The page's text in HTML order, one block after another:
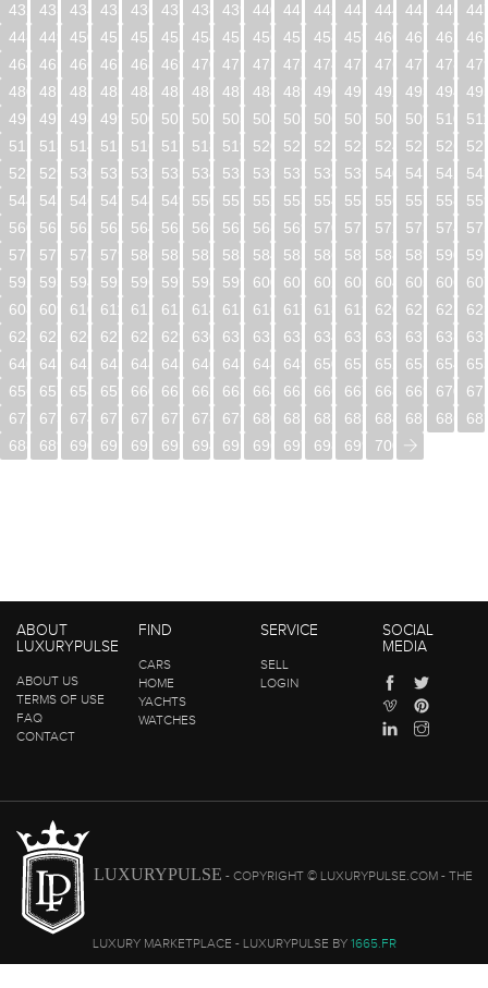
432
433 434 435 436 437 438 439 440 441 442 443 444 445 446
448
449 450 451 452 453 454 455 456 457 458 459 460 461 462
464
465 466 467 468 469 470 471 472 473 474 475 476 477 478
480
481 482 483 484 485 486 487 488 489 490 491 492 493 494
496
497 498 499 500 501 502 503 504 505 506 507 508 509 510
512
513 514 515 516 517 518 519 520 521 522 523 524 525 526
528
529 530 531 532 533 534 535 536 537 538 539 540 541 542
544
545 546 547 548 549 550 551 552 553 554 555 556 557 558
560
561 562 563 564 565 566 567 568 569 570 571 572 573 574
576
577 578 579 580 581 582 583 584 585 586 587 588 589 590
592
593 594 595 596 597 598 599 600 601 602 603 604 605 606
608
609 610 611 612 613 614 615 616 617 618 619 620 621 622
624
625 626 627 628 629 630 631 632 633 634 635 636 637 638
640
641 642 643 644 645 646 647 648 649 650 651 652 653 654
656
657 658 659 660 661 662 663 664 665 666 667 668 669 670
672
673 674 675 676 677 678 679 680 681 682 683 684 685 686
688
689 690 691 692 693 694 695 696 697 698 699 700
ABOUT
LUXURYPULSE
ABOUT US
TERMS OF USE
FAQ
CONTACT
FIND
CARS
HOME
YACHTS
WATCHES
SERVICE
SELL
LOGIN
SOCIAL
MEDIA
LUXURYPULSE - COPYRIGHT © LUXURYPULSE.COM - THE
LUXURY MARKETPLACE - LUXURYPULSE BY 1665.FR